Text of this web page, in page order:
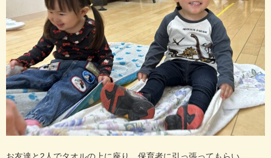
お友達と2人でタオルの上に座り、保育者に引っ張ってもらい、